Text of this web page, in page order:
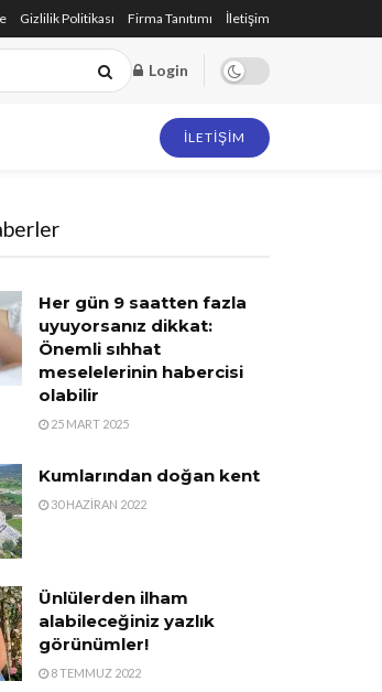
Gizlilik Politikası Firma Tanıtımı İletişim
Login
İLETIŞIM
Her gün 9 saatten fazla
uyuyorsanız dikkat:
Önemli sıhhat
meselelerinin habercisi
olabilir
25 MART 2025
Kumlarından doğan kent
30 HAZIRAN 2022
Ünlülerden ilham
alabileceğiniz yazlık
görünümler!
8 TEMMUZ 2022